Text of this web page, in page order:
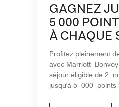
GAGNEZ
5 000
À CHAQUE
Profitez pleinement
avec Marriott
séjour éligible de 2
jusqu'à 5 000 points